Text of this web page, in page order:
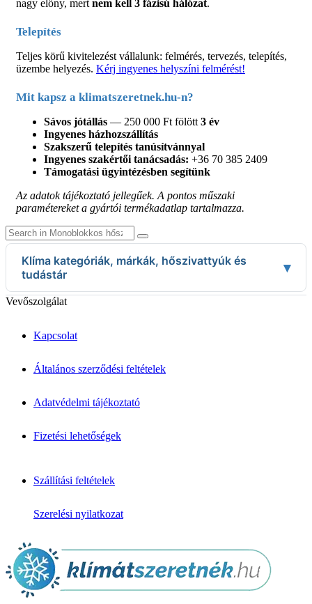
nagy előny, mert nem kell 3 fázisú hálózat.
Telepítés
Teljes körű kivitelezést vállalunk: felmérés, tervezés, telepítés,
üzembe helyezés. Kérj ingyenes helyszíni felmérést!
Mit kapsz a klimatszeretnek.hu-n?
Sávos jótállás — 250 000 Ft fölött 3 év
Ingyenes házhozszállítás
Szakszerű telepítés tanúsítvánnyal
Ingyenes szakértői tanácsadás: +36 70 385 2409
Támogatási ügyintézésben segítünk
Az adatok tájékoztató jellegűek. A pontos műszaki
paramétereket a gyártói termékadatlap tartalmazza.
Klíma kategóriák, márkák, hőszivattyúk és
tudástár
▾
Klíma kategóriák
Mobil klímák
VRV/VRF rendszerek
Légtisztítók
Klíma márkák
Mitsubishi klíma
Fujitsu klíma
Gree klíma
Midea klíma
Hőszivattyú
Monoblokkos
Split rendszerű
Csomagajánlatok
Panasonic Aquarea
Midea M-Thermal
Fujitsu Waterstage
Vevőszolgálat
Kapcsolat
Általános szerződési feltételek
Adatvédelmi tájékoztató
Fizetési lehetőségek
Szállítási feltételek
Szerelési nyilatkozat